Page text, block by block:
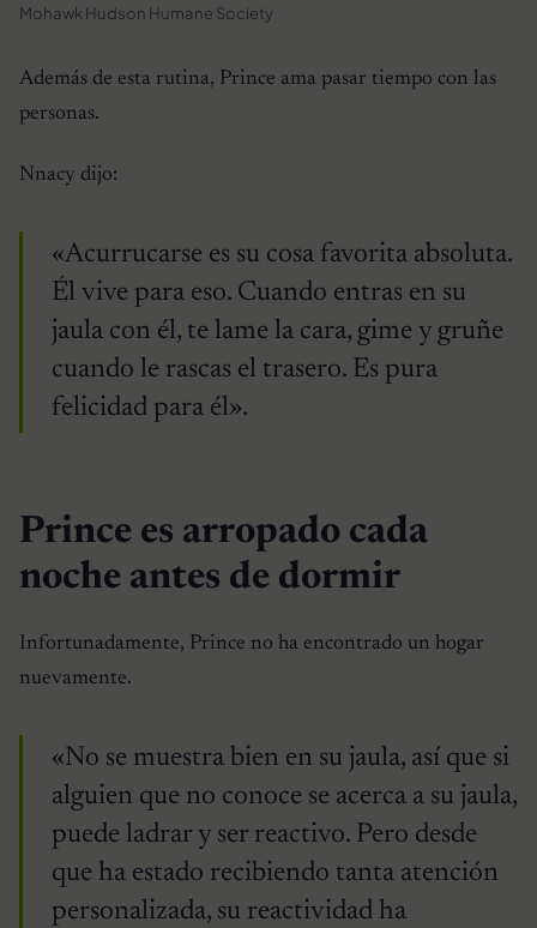
Mohawk Hudson Humane Society
Además de esta rutina, Prince ama pasar tiempo con las
personas.
Nnacy dijo:
«Acurrucarse es su cosa favorita absoluta.
Él vive para eso. Cuando entras en su
jaula con él, te lame la cara, gime y gruñe
cuando le rascas el trasero. Es pura
felicidad para él».
Prince es arropado cada
noche antes de dormir
Infortunadamente, Prince no ha encontrado un hogar
nuevamente.
«No se muestra bien en su jaula, así que si
alguien que no conoce se acerca a su jaula,
puede ladrar y ser reactivo. Pero desde
que ha estado recibiendo tanta atención
personalizada, su reactividad ha